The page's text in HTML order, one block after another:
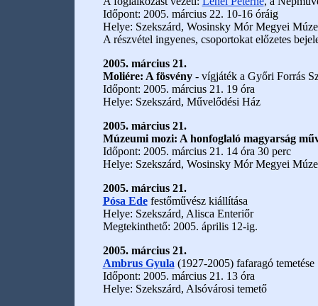
Időpont: 2005. március 22. 10-16 óráig
Helye: Szekszárd, Wosinsky Mór Megyei
A részvétel ingyenes, csoportokat előzetes
2005. március 21.
Moliére: A fösvény- vígjáték a Győri Forrás
Időpont: 2005. március 21. 19 óra
Helye: Szekszárd, Művelődési Ház
2005. március 21.
Múzeumi mozi: A honfoglaló magyarság
Időpont: 2005. március 21. 14 óra 30 perc
Helye: Szekszárd, Wosinsky Mór Megyei
2005. március 21.
Pósa Edefestőművész kiállítása
Helye: Szekszárd, Alisca Enteriőr
Megtekinthető: 2005. április 12-ig.
2005. március 21.
Ambrus Gyula (1927-2005) fafaragó temetése
Időpont: 2005. március 21. 13 óra
Helye: Szekszárd, Alsóvárosi temető